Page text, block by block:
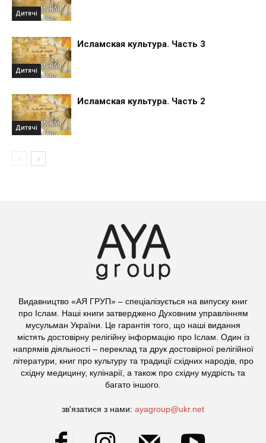
Дитячі
Дитячі
Исламская культура. Часть 3
Дитячі
Исламская культура. Часть 2
Видавництво «АЯ ГРУП» – спеціалізується на випуску книг
про Іслам. Наші книги затверджено Духовним управлінням
мусульман України. Це гарантія того, що наші видання
містять достовірну релігійну інформацію про Іслам. Один із
напрямів діяльності – переклад та друк достовірної релігійної
літератури, книг про культуру та традиції східних народів, про
східну медицину, кулінарії, а також про східну мудрість та
багато іншого.
зв'язатися з нами: ayagroup@ukr.net